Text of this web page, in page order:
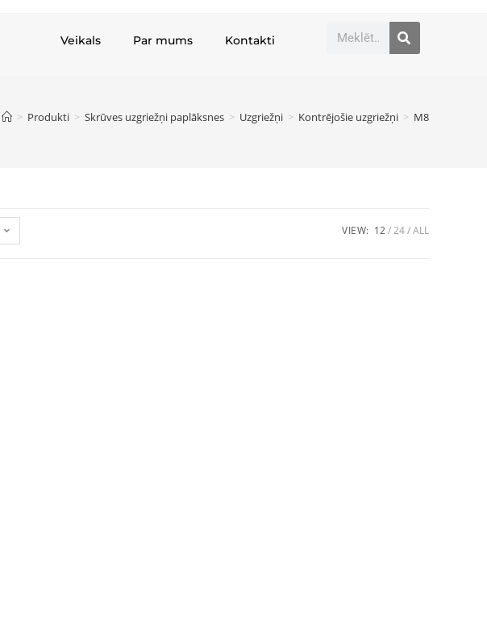
Veikals Par mums Kontakti
> Produkti > Skrūves uzgriežņi paplāksnes > Uzgriežņi > Kontrējošie uzgriežņi > M8
VIEW: 12 24 ALL